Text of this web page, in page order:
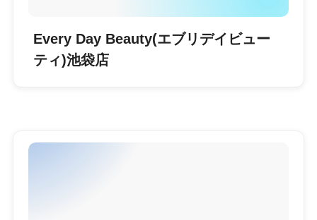
Every Day Beauty(エブリデイビュー
ティ)池袋店